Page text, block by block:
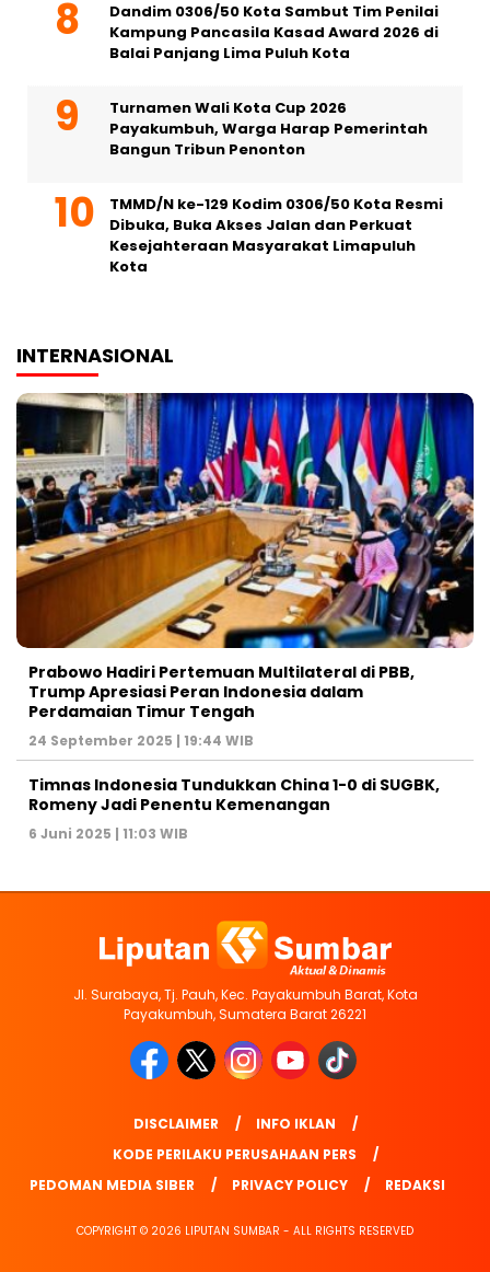
Dandim 0306/50 Kota Sambut Tim Penilai
Kampung Pancasila Kasad Award 2026 di
Balai Panjang Lima Puluh Kota
Turnamen Wali Kota Cup 2026
Payakumbuh, Warga Harap Pemerintah
Bangun Tribun Penonton
TMMD/N ke-129 Kodim 0306/50 Kota Resmi
Dibuka, Buka Akses Jalan dan Perkuat
Kesejahteraan Masyarakat Limapuluh
Kota
INTERNASIONAL
Prabowo Hadiri Pertemuan Multilateral di PBB,
Trump Apresiasi Peran Indonesia dalam
Perdamaian Timur Tengah
24 September 2025 | 19:44 WIB
Timnas Indonesia Tundukkan China 1-0 di SUGBK,
Romeny Jadi Penentu Kemenangan
6 Juni 2025 | 11:03 WIB
Jl. Surabaya, Tj. Pauh, Kec. Payakumbuh Barat, Kota
Payakumbuh, Sumatera Barat 26221
DISCLAIMER
INFO IKLAN
KODE PERILAKU PERUSAHAAN PERS
PEDOMAN MEDIA SIBER
PRIVACY POLICY REDAKSI
COPYRIGHT © 2026 LIPUTAN SUMBAR - ALL RIGHTS RESERVED